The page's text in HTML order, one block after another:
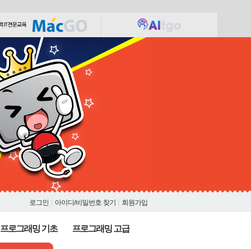
로그인 아이디/비밀번호 찾기 회원가입
프로그래밍 기초 프로그래밍 고급